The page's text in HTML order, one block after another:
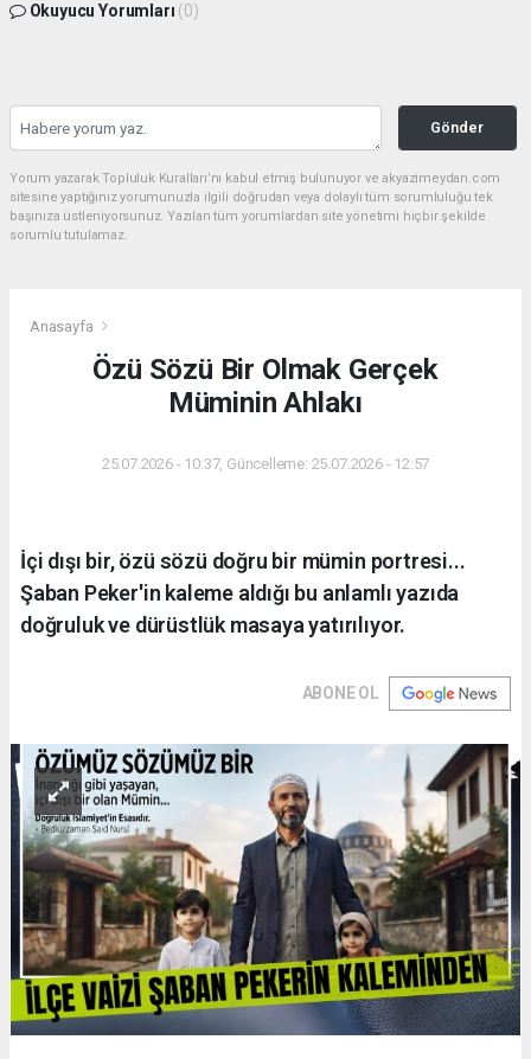
Okuyucu Yorumları (0)
Gönder
Yorum yazarak Topluluk Kuralları’nı kabul etmiş bulunuyor ve akyazimeydan.com
sitesine yaptığınız yorumunuzla ilgili doğrudan veya dolaylı tüm sorumluluğu tek
başınıza üstleniyorsunuz. Yazılan tüm yorumlardan site yönetimi hiçbir şekilde
sorumlu tutulamaz.
Anasayfa
Özü Sözü Bir Olmak Gerçek
Müminin Ahlakı
25.07.2026 - 10:37, Güncelleme: 25.07.2026 - 12:57
İçi dışı bir, özü sözü doğru bir mümin portresi...
Şaban Peker'in kaleme aldığı bu anlamlı yazıda
doğruluk ve dürüstlük masaya yatırılıyor.
ABONE OL